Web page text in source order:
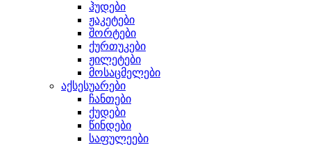
ჰუდები
ჟაკეტები
შორტები
ქურთუკები
ჟილეტები
მოსაცმელები
აქსესუარები
ჩანთები
ქუდები
წინდები
საფულეები